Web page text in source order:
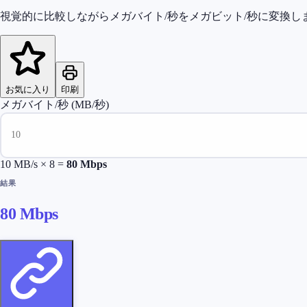
視覚的に比較しながらメガバイト/秒をメガビット/秒に変換し
お気に入り 印刷
メガバイト/秒 (MB/秒)
10 MB/s × 8 = 80 Mbps
結果
80 Mbps